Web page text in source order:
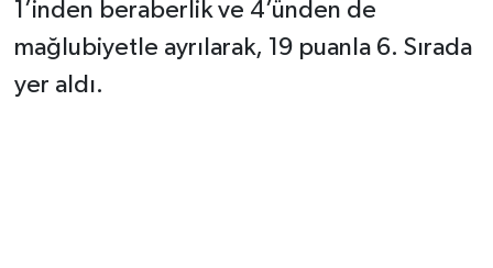
1’inden beraberlik ve 4’ünden de
mağlubiyetle ayrılarak, 19 puanla 6. Sırada
yer aldı.